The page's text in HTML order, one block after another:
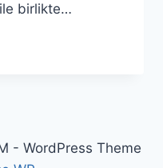
birlikte…
- WordPress Theme